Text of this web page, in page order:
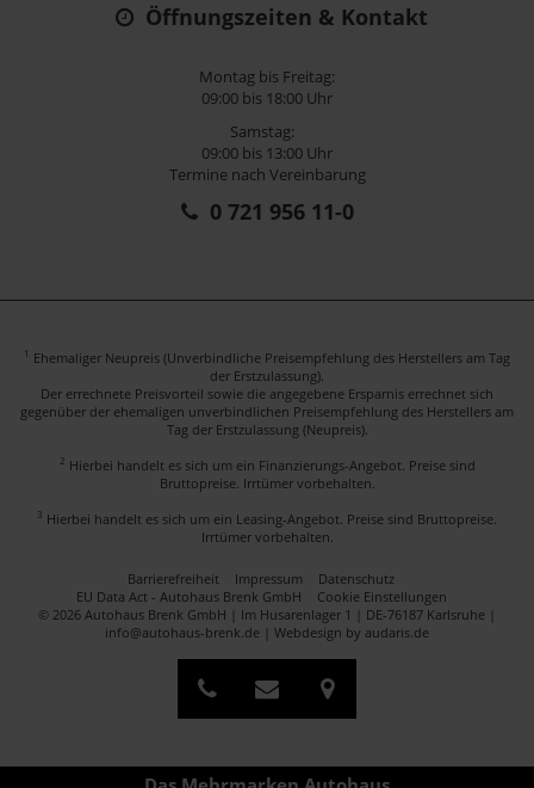
Öffnungszeiten & Kontakt
Montag bis Freitag:
09:00 bis 18:00 Uhr
Samstag:
09:00 bis 13:00 Uhr
Termine nach Vereinbarung
0 721 956 11-0
1 Ehemaliger Neupreis (Unverbindliche Preisempfehlung des Herstellers am Tag
der Erstzulassung).
Der errechnete Preisvorteil sowie die angegebene Ersparnis errechnet sich
gegenüber der ehemaligen unverbindlichen Preisempfehlung des Herstellers am
Tag der Erstzulassung (Neupreis).
2 Hierbei handelt es sich um ein Finanzierungs-Angebot. Preise sind
Bruttopreise. Irrtümer vorbehalten.
3 Hierbei handelt es sich um ein Leasing-Angebot. Preise sind Bruttopreise.
Irrtümer vorbehalten.
Barrierefreiheit Impressum
Datenschutz
EU Data Act - Autohaus Brenk GmbH
Cookie Einstellungen
© 2026 Autohaus Brenk GmbH | Im Husarenlager 1 | DE-76187 Karlsruhe |
info@autohaus-brenk.de | Webdesign by audaris.de